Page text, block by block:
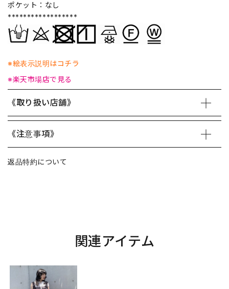
ポケット：なし
******************
※絵表示説明はコチラ
※楽天市場店で見る
《取り扱い店舗》
《注意事項》
返品特約について
関連アイテム